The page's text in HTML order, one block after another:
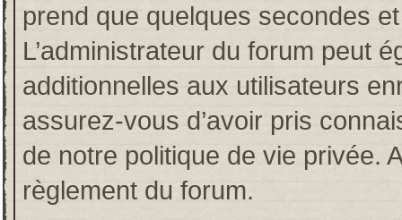
prend que quelques secondes
L’administrateur du forum peut
additionnelles aux utilisateurs
assurez-vous d’avoir pris
de notre politique de vie privée.
règlement du forum.